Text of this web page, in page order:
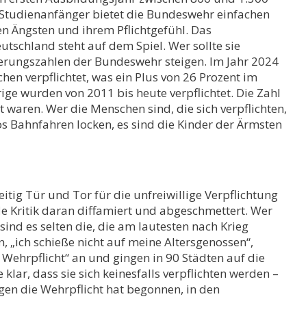
bietet die Bundeswehr einfachen
Ängsten und ihrem Pflichtgefühl. Das
steht auf dem Spiel. Wer sollte sie
der Bundeswehr steigen. Im Jahr 2024
verpflichtet, was ein Plus von 26 Prozent im
wurden von 2011 bis heute verpflichtet. Die Zahl
Wer die Menschen sind, die sich verpflichten,
locken, es sind die Kinder der Ärmsten
Tür und Tor für die unfreiwillige Verpflichtung
Kritik daran diffamiert und abgeschmettert. Wer
es selten die, die am lautesten nach Krieg
schieße nicht auf meine Altersgenossen“,
an und gingen in 90 Städten auf die
dass sie sich keinesfalls verpflichten werden –
die Wehrpflicht hat begonnen, in den